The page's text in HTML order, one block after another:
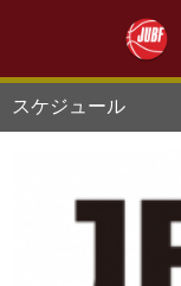
スケジュール